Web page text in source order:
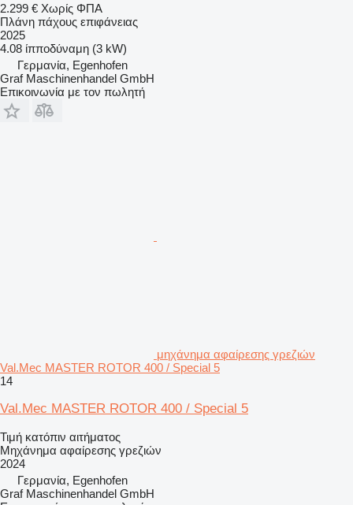
2.299 € Χωρίς ΦΠΑ
Πλάνη πάχους επιφάνειας
2025
4.08 ίπποδύναμη (3 kW)
Γερμανία, Egenhofen
Graf Maschinenhandel GmbH
Επικοινωνία με τον πωλητή
μηχάνημα αφαίρεσης γρεζιών
Val.Mec MASTER ROTOR 400 / Special 5
14
Val.Mec MASTER ROTOR 400 / Special 5
Τιμή κατόπιν αιτήματος
Μηχάνημα αφαίρεσης γρεζιών
2024
Γερμανία, Egenhofen
Graf Maschinenhandel GmbH